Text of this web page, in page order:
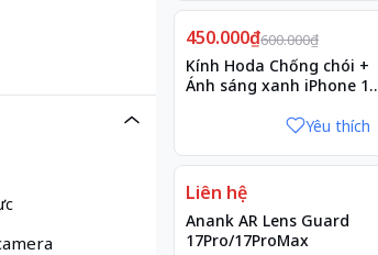
Giảm25%
450.000₫600.000₫
Kính Hoda Chống chói +
Ánh sáng xanh iPhone 16
Yêu thích
Liên hệ
Anank AR Lens Guard
17Pro/17ProMax